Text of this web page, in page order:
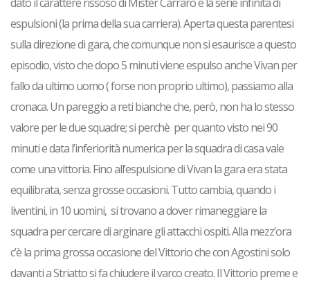
espulsioni (la prima della suacarriera). Aperta questa parentesi
sulla direzione di gara, che comunque non si esaurisce a questo
episodio, visto che dopo 5 minuti viene espulso anche Vivan per
fallo da ultimo uomo ( forse non proprio ultimo), passiamo alla
cronaca. Un pareggio a reti bianche che, però, non ha lo stesso
valore per le due squadre; si perchè per quanto visto nei 90
minuti e data l’inferiorità numerica per la squadra di casa vale
come una vittoria. Fino all’espulsione di Vivan la gara era stata
equilibrata, senza grosse occasioni. Tutto cambia, quando i
liventini, in 10 uomini, si trovano a dover rimaneggiare la
squadra per cercare di arginare gli attacchi ospiti. Alla mezz’ora
c’è la prima grossa occasione del Vittorio che con Agostini solo
davanti a Striatto si fa chiudere il varco creato. Il Vittorio preme e